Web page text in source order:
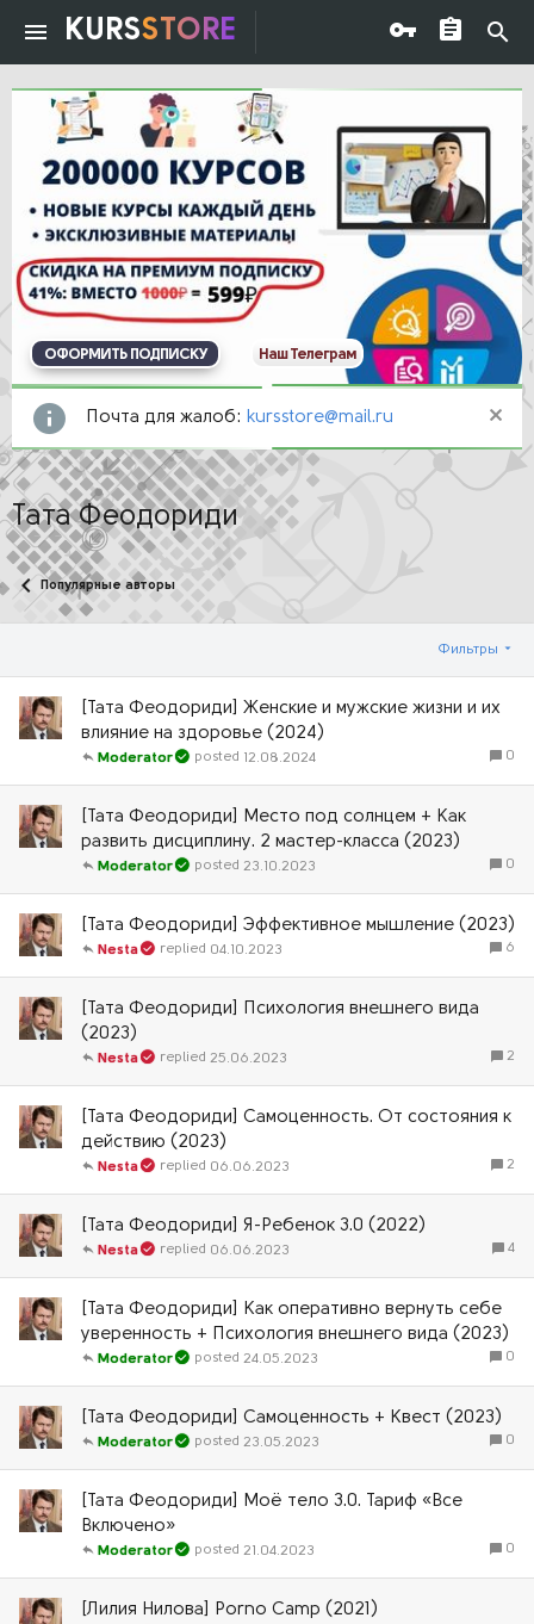
KURSSTORE
ОФОРМИТЬ ПОДПИСКУ Наш Телеграм
Почта для жалоб: kursstore@mail.ru
Тата Феодориди
Популярные авторы
Фильтры
[Тата Феодориди] Женские и мужские жизни и их
влияние на здоровье (2024)
0
12.08.2024
Moderator
[Тата Феодориди] Место под солнцем + Как
развить дисциплину. 2 мастер-класса (2023)
0
23.10.2023
Moderator
[Тата Феодориди] Эффективное мышление (2023)
6
04.10.2023
Nesta
[Тата Феодориди] Психология внешнего вида
(2023)
2
25.06.2023
Nesta
[Тата Феодориди] Самоценность. От состояния к
действию (2023)
2
06.06.2023
Nesta
[Тата Феодориди] Я-Ребенок 3.0 (2022)
4
06.06.2023
Nesta
[Тата Феодориди] Как оперативно вернуть себе
уверенность + Психология внешнего вида (2023)
0
24.05.2023
Moderator
[Тата Феодориди] Самоценность + Квест (2023)
0
23.05.2023
Moderator
[Тата Феодориди] Моё тело 3.0. Тариф «Все
Включено»
0
21.04.2023
Moderator
[Лилия Нилова] Porno Camp (2021)